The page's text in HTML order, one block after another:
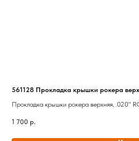
561128 Прокладка крышки рокера
Прокладка крышки рокера верхняя, .020"
1 700 р.